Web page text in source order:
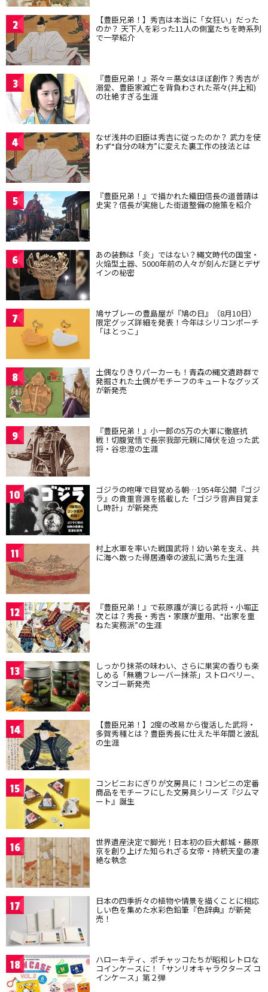
2 【豊臣兄弟！】秀吉は本当に「女狂い」だった
のか？ 天下人を彩った11人の側室たちを時系列
で一挙紹介
3 『豊臣兄弟！』茶々＝悪女はほぼ創作？秀吉が
溺愛、豊臣家滅亡を背負わされた茶々(井上和)
の壮絶すぎる生涯
4 なぜ浅井の旧臣は秀吉に従ったのか？ 武力を使
わず“自分の味方”に変えた裏工作の技法とは
5 『豊臣兄弟！』で描かれた織田信長の道普請は
史実？信長が実施した街道整備の施策を紹介
6 あの装飾は「炎」ではない？縄文時代の国宝・
火焔型土器、5000年前の人々が刻んだ謎とデザ
インの秘密
7 鳩サブレーの豊島屋が『鳩の日』（8月10日）
限定グッズ詳細を発表！今年はシリコンポーチ
「はとっこ」
8 土偶なりきりパーカーも！青森の縄文遺跡群で
発掘された土偶がモチーフのキュートなグッズ
が新発売
9 『豊臣兄弟！』小一郎の5万の大軍に徹底抗
戦！切腹覚悟で長宗我部元親に降伏を迫った武
将・谷忠澄の生涯
10 ゴジラの咆哮で目覚める朝…1954年公開『ゴジ
ラ』の貴重音源を搭載した「ゴジラ音声目覚ま
し時計」が新発売
11 村上水軍を率いた戦国武将！幼い弟を支え、共
に海へ散った得居通幸の波乱に満ちた生涯
12 『豊臣兄弟！』で萩原護が演じる武将・小堀正
次とは？秀長・秀吉・家康が重用、“出家を重
ねた実務派”の生涯
13 しっかり抹茶の味わい、さらに果実の香りも楽
しめる「無糖フレーバー抹茶」ストロベリー、
マンゴー新発売
14 【豊臣兄弟！】2度の改易から復活した武将・
多賀秀種とは？豊臣秀長に仕えた半年間と波乱
の生涯
15 コンビニおにぎりが文房具に！コンビニの定番
商品をモチーフにした文房具シリーズ『ジムマ
ート』誕生
16 世界遺産決定で脚光！日本初の巨大都城・藤原
京を創り上げた知られざる女帝・持統天皇の凄
絶な執念
17 日本の四季折々の植物や情景を描くことに相応
しい色を集めた水彩色鉛筆『色辞典』が新発
売！
18 ハローキティ、ポチャッコたちが昭和レトロな
コインケースに！「サンリオキャラクターズ コ
インケース」第２弾